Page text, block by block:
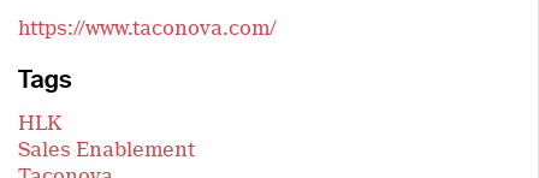
https://www.taconova.com/
Tags
HLK
Sales Enablement